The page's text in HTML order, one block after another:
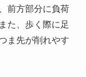
前方部分に負荷
た、歩く際に足
ま先が削れやす